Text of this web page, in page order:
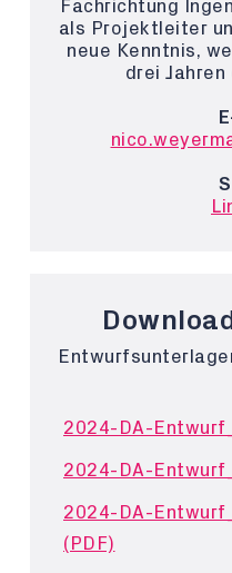
Fachrichtung
als Projektleiter
neue Kenntnis,
drei Jahren
2024-DA-
2024-DA-
2024-DA-
(PDF)